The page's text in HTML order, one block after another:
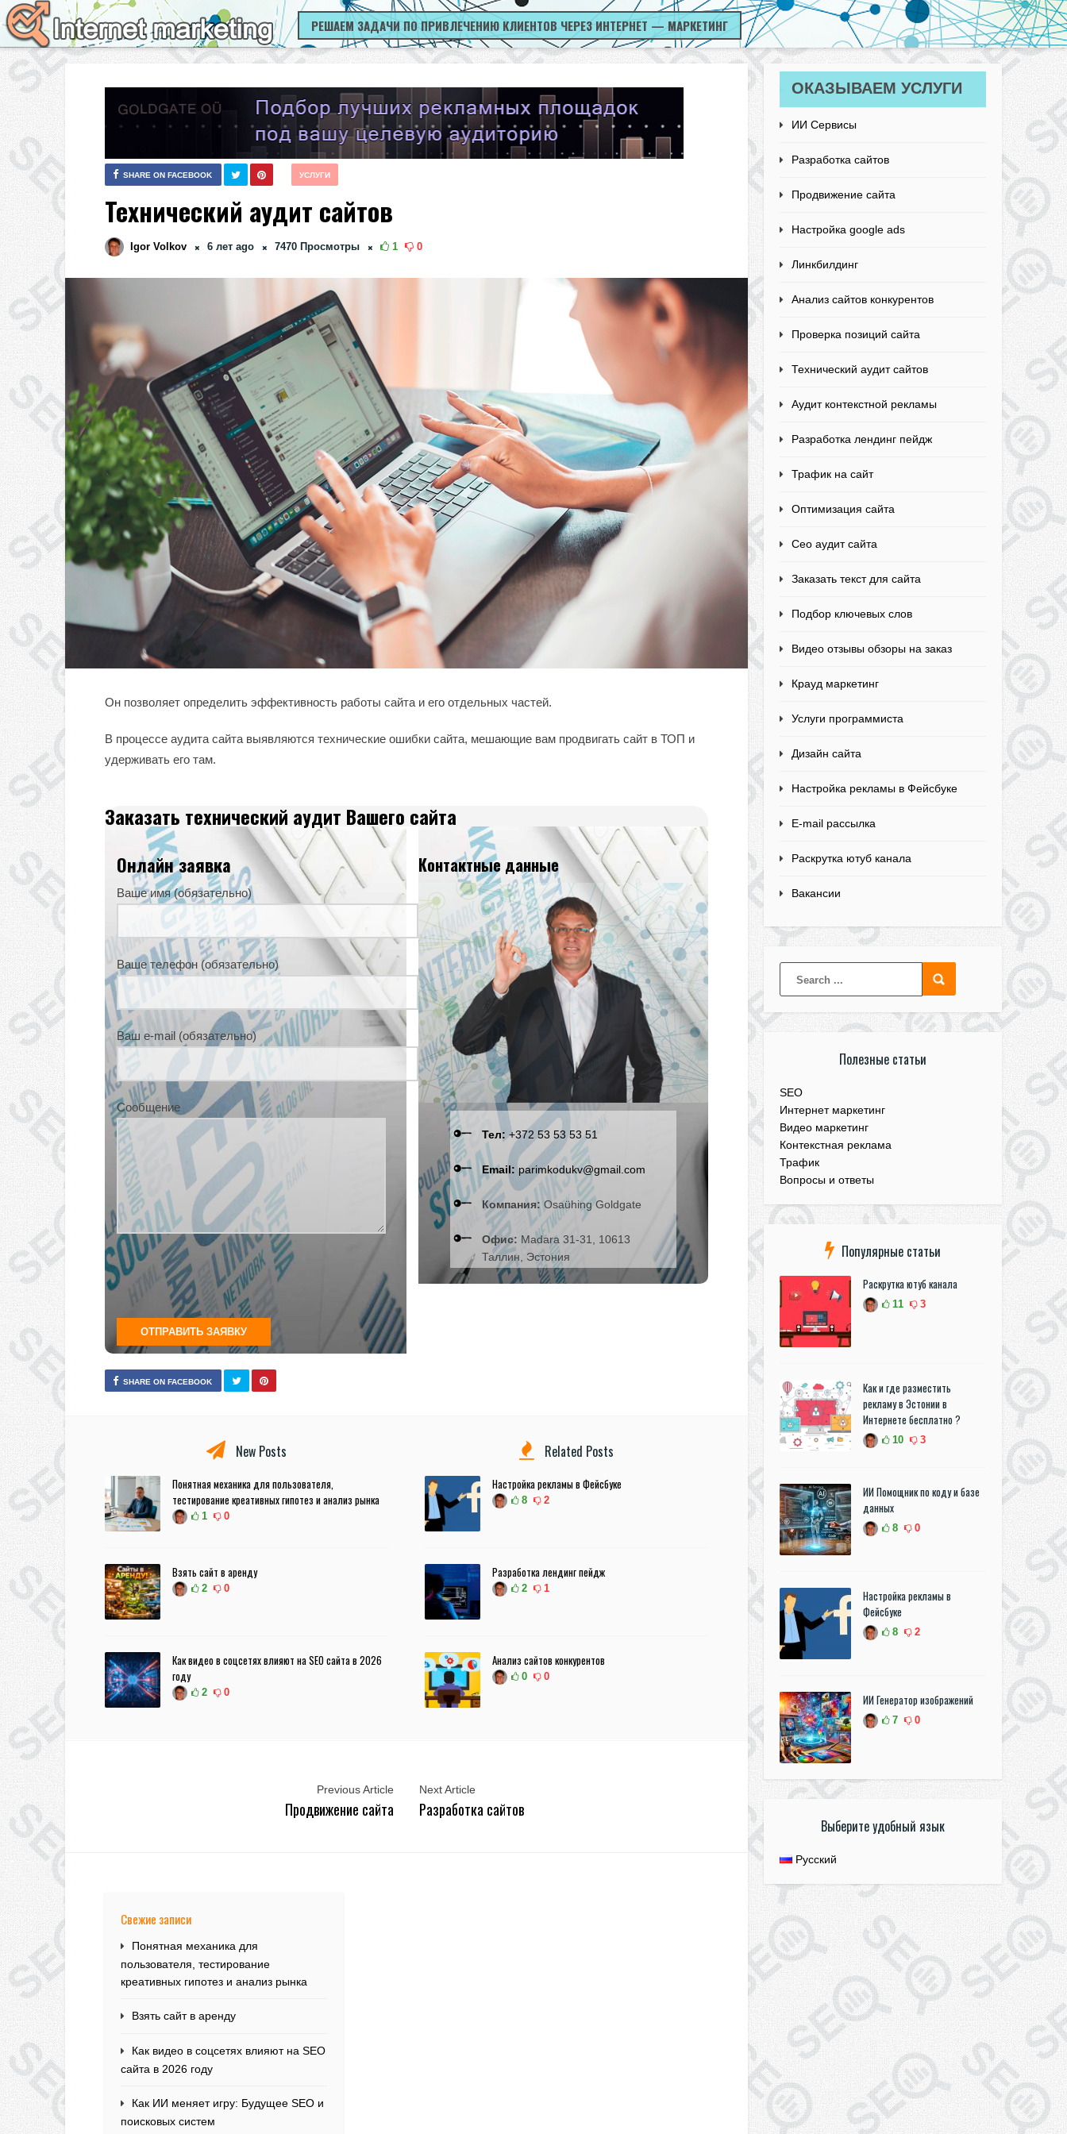
РЕШАЕМ ЗАДАЧИ ПО ПРИВЛЕЧЕНИЮ КЛИЕНТОВ ЧЕРЕЗ ИНТЕРНЕТ — МАРКЕТИНГ
УСЛУГИ
SHARE ON FACEBOOK
Технический аудит сайтов
Igor Volkov 6 лет ago 7470 Просмотры 1 0
Он позволяет определить эффективность работы сайта и его отдельных частей.
В процессе аудита сайта выявляются технические ошибки сайта, мешающие вам продвигать сайт в ТОП и
удерживать его там.
Заказать технический аудит Вашего сайта
Онлайн заявка
Ваше имя (обязательно)
Ваше телефон (обязательно)
Ваш e-mail (обязательно)
Сообщение
Контактные данные
Тел: +372 53 53 53 51
Email: parimkodukv@gmail.com
Компания: Osaühing Goldgate
Офис: Madara 31-31, 10613
Таллин, Эстония
SHARE ON FACEBOOK
New Posts
Понятная механика для пользователя,
тестирование креативных гипотез и анализ рынка
1 0
Взять сайт в аренду
2 0
Как видео в соцсетях влияют на SEO сайта в 2026
году
2 0
Related Posts
Настройка рекламы в Фейсбуке
8 2
Разработка лендинг пейдж
2 1
Анализ сайтов конкурентов
0 0
Previous Article
Продвижение сайта
Next Article
Разработка сайтов
Свежие записи
Понятная механика для
пользователя, тестирование
креативных гипотез и анализ рынка
Взять сайт в аренду
Как видео в соцсетях влияют на SEO
сайта в 2026 году
Как ИИ меняет игру: Будущее SEO и
поисковых систем
ОКАЗЫВАЕМ УСЛУГИ
ИИ Сервисы
Разработка сайтов
Продвижение сайта
Настройка google ads
Линкбилдинг
Анализ сайтов конкурентов
Проверка позиций сайта
Технический аудит сайтов
Аудит контекстной рекламы
Разработка лендинг пейдж
Трафик на сайт
Оптимизация сайта
Сео аудит сайта
Заказать текст для сайта
Подбор ключевых слов
Видео отзывы обзоры на заказ
Крауд маркетинг
Услуги программиста
Дизайн сайта
Настройка рекламы в Фейсбуке
E-mail рассылка
Раскрутка ютуб канала
Вакансии
Полезные статьи
SEO
Интернет маркетинг
Видео маркетинг
Контекстная реклама
Трафик
Вопросы и ответы
Популярные статьи
Раскрутка ютуб канала
11 3
Как и где разместить
рекламу в Эстонии в
Интернете бесплатно ?
10 3
ИИ Помощник по коду и базе
данных
8 0
Настройка рекламы в
Фейсбуке
8 2
ИИ Генератор изображений
7 0
Выберите удобный язык
Русский